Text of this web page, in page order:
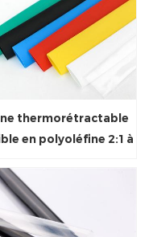
thermorétractable
en polyoléfine 2:1 à